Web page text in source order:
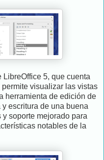
5, que cuenta
visualizar las vistas
herramienta de edición de
escritura de una buena
soporte mejorado para
notables de la